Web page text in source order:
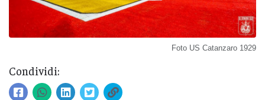
Foto US Catanzaro 1929
Condividi: